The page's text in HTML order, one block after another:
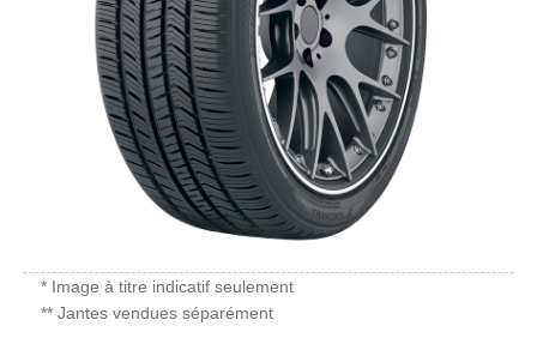
* Image à titre indicatif seulement
** Jantes vendues séparément